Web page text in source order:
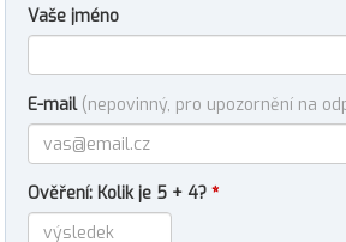
Vaše jméno
E-mail (nepovinný, pro upozornění na
Ověření: Kolik je 5 + 4? *